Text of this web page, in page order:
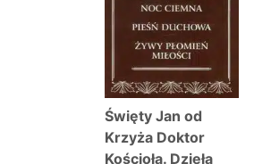
Święty Jan od
Krzyża Doktor
Kościoła. Dzieła